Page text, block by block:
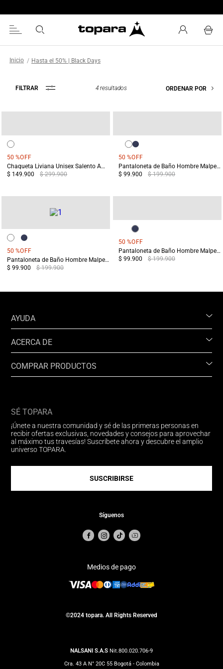
Hasta el 50% | Black Days
FILTRAR 4resultados ORDENAR POR
50 %OFF
Chaqueta Liviana Unisex Salento Amarillo
$ 149.900
$ 299.900
50 %OFF
Pantaloneta de Baño Hombre Malpelo Naranja
$ 99.900
$ 199.900
50 %OFF
Pantaloneta de Baño Hombre Malpelo Verde
$ 99.900
$ 199.900
50 %OFF
Pantaloneta de Baño Hombre Malpelo Azul
$ 99.900
$ 199.900
AYUDA
ACERCA DE
COMPRAR PRODUCTOS
SÉ TOPARA
¡Únete a nuestra comunidad y sé de las primeras personas en
recibir ofertas exclusivas, novedades y consejos para aprovechar
al máximo tus travesías! Suscríbete ahora y descubre el amplio
universo TOPARA.
SUSCRIBIRSE
Síguenos
Medios de pago
©2024 topara. All Rights Reserved
NALSANI S.A.S Nit.800.020.706-9
Cra. 43 A N° 20C 55 Bogotá - Colombia